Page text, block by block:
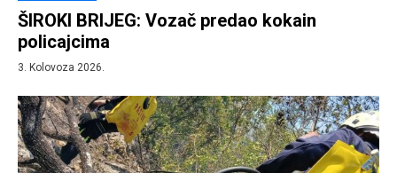
ŠIROKI BRIJEG: Vozač predao kokain
policajcima
3. Kolovoza 2026.